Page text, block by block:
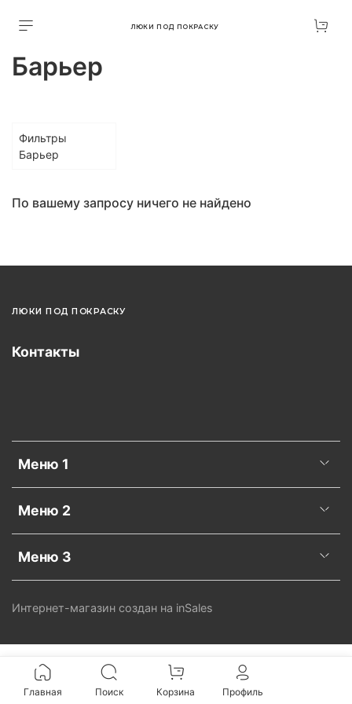
ЛЮКИ ПОД ПОКРАСКУ
Барьер
Фильтры
Барьер
По вашему запросу ничего не найдено
ЛЮКИ ПОД ПОКРАСКУ
Меню 1
Меню 2
Меню 3
Контакты
Интернет-магазин создан на inSales
Главная Поиск Корзина Профиль